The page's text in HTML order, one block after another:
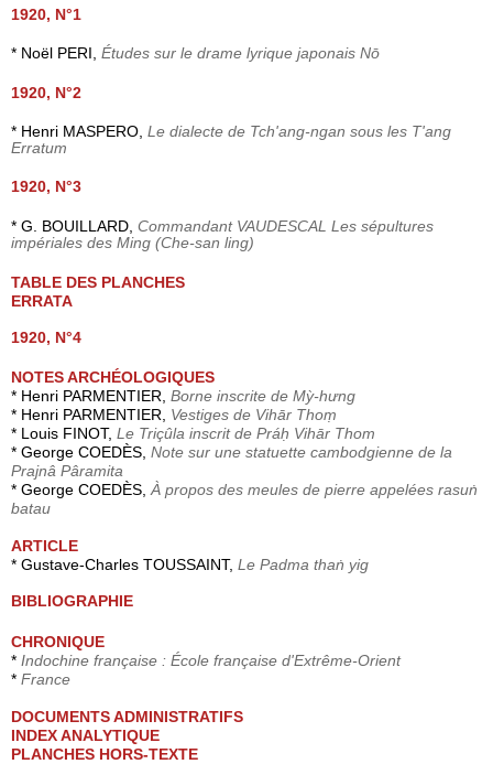
1920, N°1
* Noël PERI, Études sur le drame lyrique japonais Nō
1920, N°2
* Henri MASPERO, Le dialecte de Tch'ang-ngan sous les T'ang
Erratum
1920, N°3
* G. BOUILLARD, Commandant VAUDESCAL Les sépultures
impériales des Ming (Che-san ling)
TABLE DES PLANCHES
ERRATA
1920, N°4
NOTES ARCHÉOLOGIQUES
* Henri PARMENTIER, Borne inscrite de Mỳ-hưng
* Henri PARMENTIER, Vestiges de Vihār Thoṃ
* Louis FINOT, Le Triçûla inscrit de Práḥ Vihār Thom
* George COEDÈS, Note sur une statuette cambodgienne de la
Prajnâ Pâramita
* George COEDÈS,À propos des meules de pierre appelées rasuṅ
batau
ARTICLE
* Gustave-Charles TOUSSAINT, Le Padma thaṅ yig
BIBLIOGRAPHIE
CHRONIQUE
* Indochine française : École française d'Extrême-Orient
* France
DOCUMENTS ADMINISTRATIFS
INDEX ANALYTIQUE
PLANCHES HORS-TEXTE